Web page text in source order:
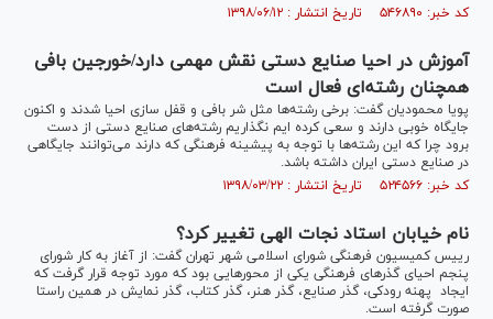
کد خبر: ۵۴۶۸۹۰ تاریخ انتشار : ۱۳۹۸/۰۶/۱۲
آموزش در احیا صنایع دستی نقش مهمی دارد/خورجین بافی
همچنان رشته‌ای فعال است
پویا محمودیان گفت: برخی رشته‌ها مثل شر بافی و قفل سازی احیا شدند و اکنون
جایگاه خوبی دارند و سعی کرده ایم نگذاریم رشته‌های صنایع دستی از دست
برود چرا که این رشته‌ها با توجه به پیشینه فرهنگی که دارند می‌توانند جایگاهی
در صنایع دستی ایران داشته باشد.
کد خبر: ۵۲۴۵۶۶ تاریخ انتشار : ۱۳۹۸/۰۳/۲۲
نام خیابان استاد نجات الهی تغییر کرد؟
رییس کمیسیون فرهنگی شورای اسلامی شهر تهران گفت: از آغاز به کار شورای
پنجم احیای گذر‌های فرهنگی یکی از محور‌هایی بود که مورد توجه قرار گرفت که
ایجاد پهنه رودکی، گذر صنایع، گذر هنر، گذر کتاب، گذر نمایش در همین راستا
صورت گرفته است.